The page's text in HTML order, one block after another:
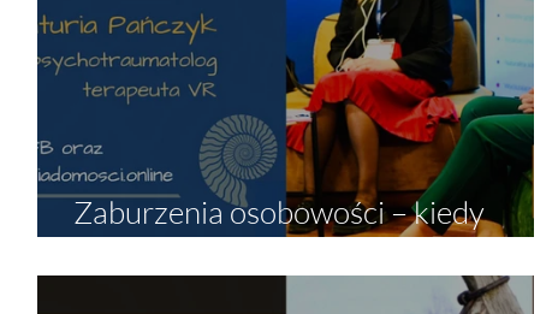
Zaburzenia osobowości – kiedy